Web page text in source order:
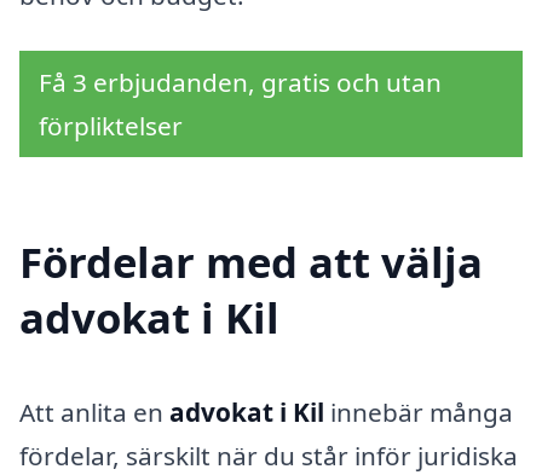
Få 3 erbjudanden, gratis och utan
förpliktelser
Fördelar med att välja
advokat i Kil
Att anlita en advokat i Kil innebär många
fördelar, särskilt när du står inför juridiska